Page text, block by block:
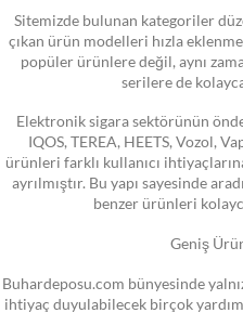
Sitemizde bulunan kategoriler
çıkan ürün modelleri hızla
popüler ürünlere değil, aynı
serilere de
Elektronik sigara sektörünün
IQOS, TEREA, HEETS, Vozol,
ürünleri farklı kullanıcı
ayrılmıştır. Bu yapı sayesinde
benzer ürünleri
Geniş
Buhardeposu.com bünyesinde
ihtiyaç duyulabilecek birçok